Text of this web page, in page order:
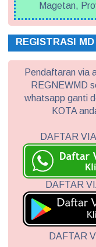
Magetan,
REGISTRASI
Pendaftaran via
REGNEWMD
whatsapp ganti
KOTA
DAFTAR
DAFTAR
DAFTAR